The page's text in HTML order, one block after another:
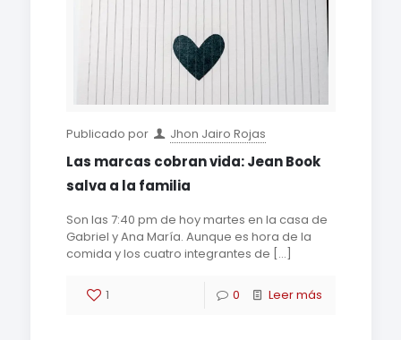
Publicado por Jhon Jairo Rojas
Las marcas cobran vida: Jean Book
salva a la familia
Son las 7:40 pm de hoy martes en la casa de
Gabriel y Ana María. Aunque es hora de la
comida y los cuatro integrantes de […]
1 0 Leer más